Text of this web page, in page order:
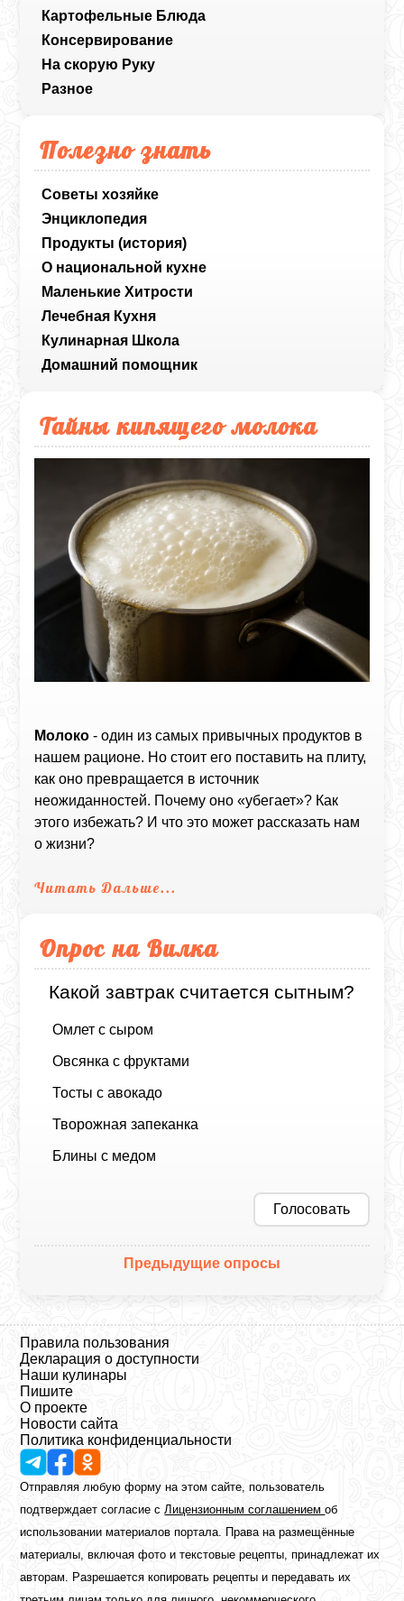
Картофельные Блюда
Консервирование
На скорую Руку
Разное
Полезно знать
Советы хозяйке
Энциклопедия
Продукты (история)
О национальной кухне
Маленькие Хитрости
Лечебная Кухня
Кулинарная Школа
Домашний помощник
Тайны кипящего молока
Молоко - один из самых привычных продуктов в
нашем рационе. Но стоит его поставить на плиту,
как оно превращается в источник
неожиданностей. Почему оно «убегает»? Как
этого избежать? И что это может рассказать нам
о жизни?
Читать Дальше...
Опрос на Вилка
Какой завтрак считается сытным?
Омлет с сыром
Овсянка с фруктами
Тосты с авокадо
Творожная запеканка
Блины с медом
Голосовать
Предыдущие опросы
Правила пользования
Декларация о доступности
Наши кулинары
Пишите
О проекте
Новости сайта
Политика конфиденциальности
Отправляя любую форму на этом сайте, пользователь
подтверждает согласие сЛицензионным соглашениемоб
использовании материалов портала. Права на размещённые
материалы, включая фото и текстовые рецепты, принадлежат их
авторам. Разрешается копировать рецепты и передавать их